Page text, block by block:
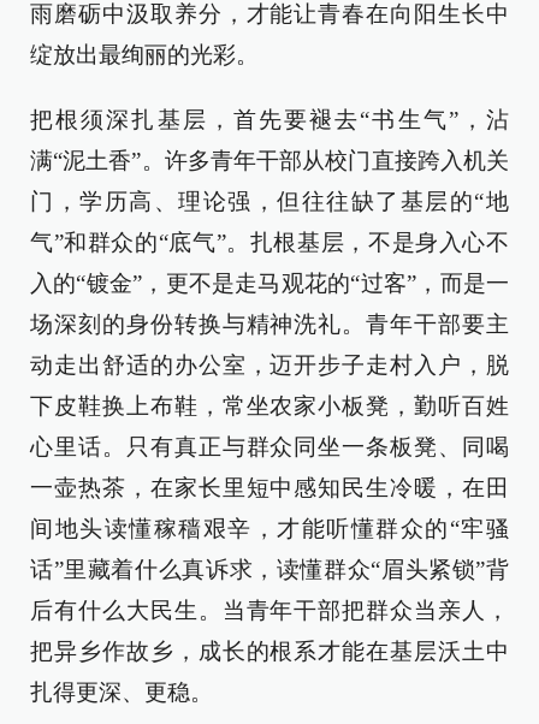
雨磨砺中汲取养分，才能让青春在向阳生长中
绽放出最绚丽的光彩。
把根须深扎基层，首先要褪去“书生气”，沾
满“泥土香”。许多青年干部从校门直接跨入机关
门，学历高、理论强，但往往缺了基层的“地
气”和群众的“底气”。扎根基层，不是身入心不
入的“镀金”，更不是走马观花的“过客”，而是一
场深刻的身份转换与精神洗礼。青年干部要主
动走出舒适的办公室，迈开步子走村入户，脱
下皮鞋换上布鞋，常坐农家小板凳，勤听百姓
心里话。只有真正与群众同坐一条板凳、同喝
一壶热茶，在家长里短中感知民生冷暖，在田
间地头读懂稼穑艰辛，才能听懂群众的“牢骚
话”里藏着什么真诉求，读懂群众“眉头紧锁”背
后有什么大民生。当青年干部把群众当亲人，
把异乡作故乡，成长的根系才能在基层沃土中
扎得更深、更稳。